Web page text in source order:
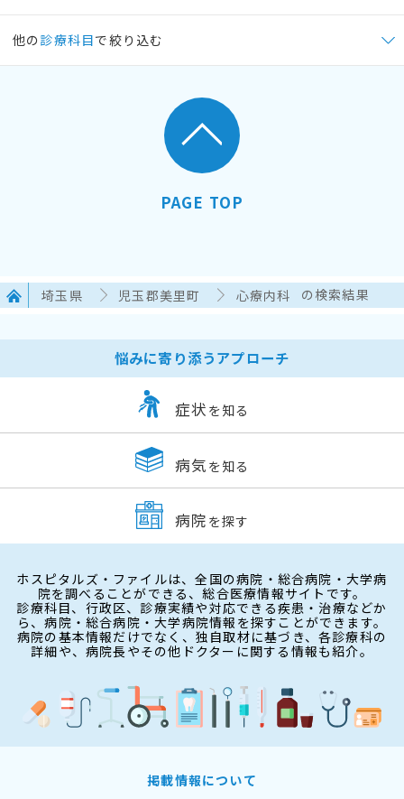
他の 診療科目で絞り込む
PAGE TOP
埼玉県 児玉郡美里町 心療内科 の検索結果
悩みに寄り添うアプローチ
症状 を知る
病気 を知る
病院 を探す
ホスピタルズ・ファイルは、全国の病院・総合病院・大学病
院を調べることができる、総合医療情報サイトです。
診療科目、行政区、診療実績や対応できる疾患・治療などか
ら、病院・総合病院・大学病院情報を探すことができます。
病院の基本情報だけでなく、独自取材に基づき、各診療科の
詳細や、病院長やその他ドクターに関する情報も紹介。
掲載情報について